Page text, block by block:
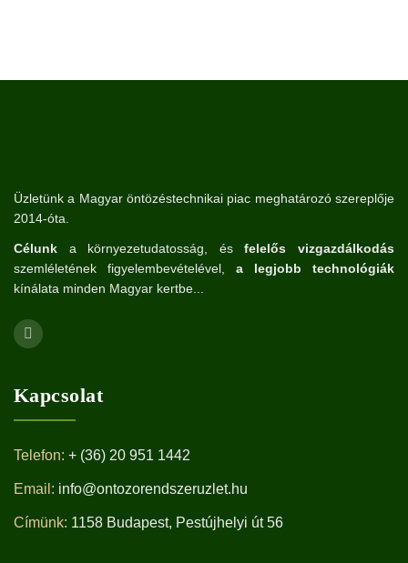
Üzletünk a Magyar öntözéstechnikai piac meghatározó szereplője
2014-óta.
Célunk a környezetudatosság, ésfelelős vizgazdálkodás
szemléletének figyelembevételével, a legjobb technológiák
kínálata minden Magyar kertbe...
Kapcsolat
Telefon: + (36) 20 951 1442
Email: info@ontozorendszeruzlet.hu
Címünk: 1158 Budapest, Pestújhelyi út 56